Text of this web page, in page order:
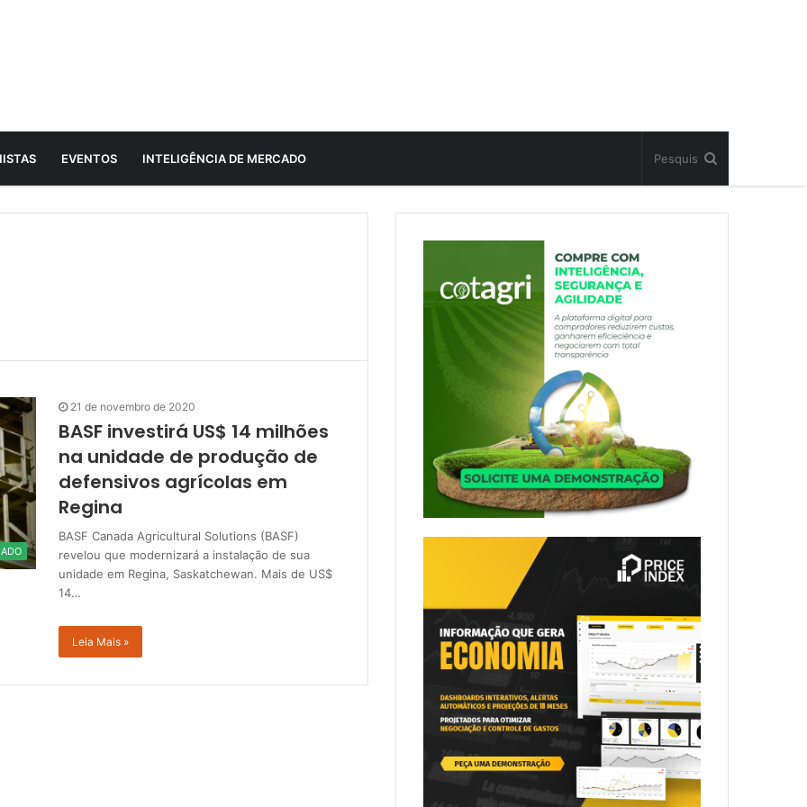
EVENTOS INTELIGÊNCIA DE MERCADO
21 de novembro de 2020
BASF investirá US$ 14 milhões
na unidade de produção de
defensivos agrícolas em
Regina
BASF Canada Agricultural Solutions (BASF)
revelou que modernizará a instalação de sua
unidade em Regina, Saskatchewan. Mais de US$
14…
Leia Mais »